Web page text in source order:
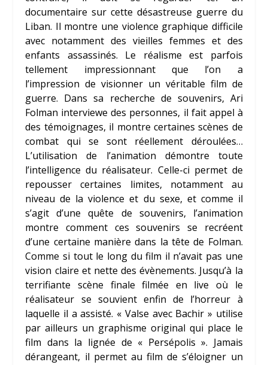
documentaire sur cette désastreuse guerre du
Liban. Il montre une violence graphique difficile
avec notamment des vieilles femmes et des
enfants assassinés. Le réalisme est parfois
tellement impressionnant que l’on a
l’impression de visionner un véritable film de
guerre. Dans sa recherche de souvenirs, Ari
Folman interviewe des personnes, il fait appel à
des témoignages, il montre certaines scènes de
combat qui se sont réellement déroulées…
L’utilisation de l’animation démontre toute
l’intelligence du réalisateur. Celle-ci permet de
repousser certaines limites, notamment au
niveau de la violence et du sexe, et comme il
s’agit d’une quête de souvenirs, l’animation
montre comment ces souvenirs se recréent
d’une certaine manière dans la tête de Folman.
Comme si tout le long du film il n’avait pas une
vision claire et nette des évènements. Jusqu’à la
terrifiante scène finale filmée en live où le
réalisateur se souvient enfin de l’horreur à
laquelle il a assisté. « Valse avec Bachir » utilise
par ailleurs un graphisme original qui place le
film dans la lignée de « Persépolis ». Jamais
dérangeant, il permet au film de s’éloigner un